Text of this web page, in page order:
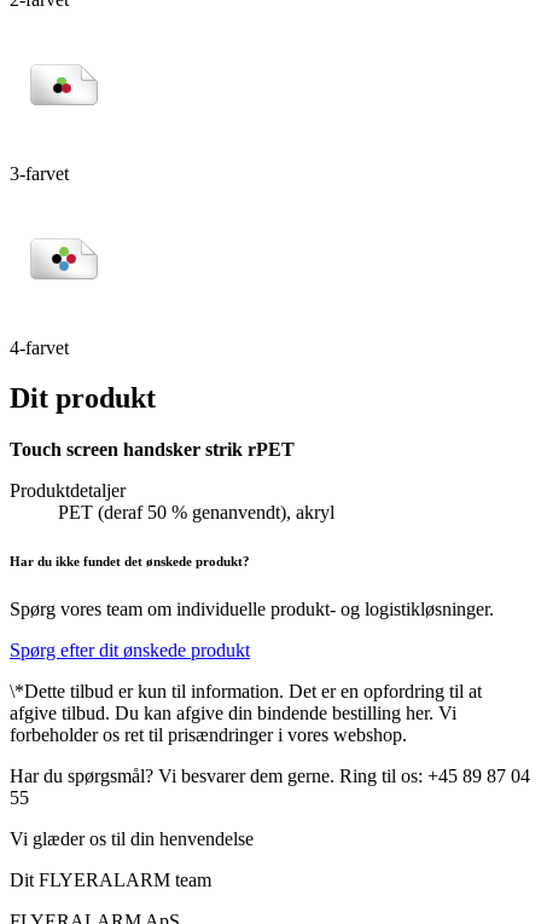
3-farvet
4-farvet
Dit produkt
Touch screen handsker strik rPET
Produktdetaljer
PET (deraf 50 % genanvendt), akryl
Har du ikke fundet det ønskede produkt?
Spørg vores team om individuelle produkt- og logistikløsninger.
Spørg efter dit ønskede produkt
\*Dette tilbud er kun til information. Det er en opfordring til at
afgive tilbud. Du kan afgive din bindende bestilling her. Vi
forbeholder os ret til prisændringer i vores webshop.
Har du spørgsmål? Vi besvarer dem gerne. Ring til os: +45 89 87 04
55
Vi glæder os til din henvendelse
Dit FLYERALARM team